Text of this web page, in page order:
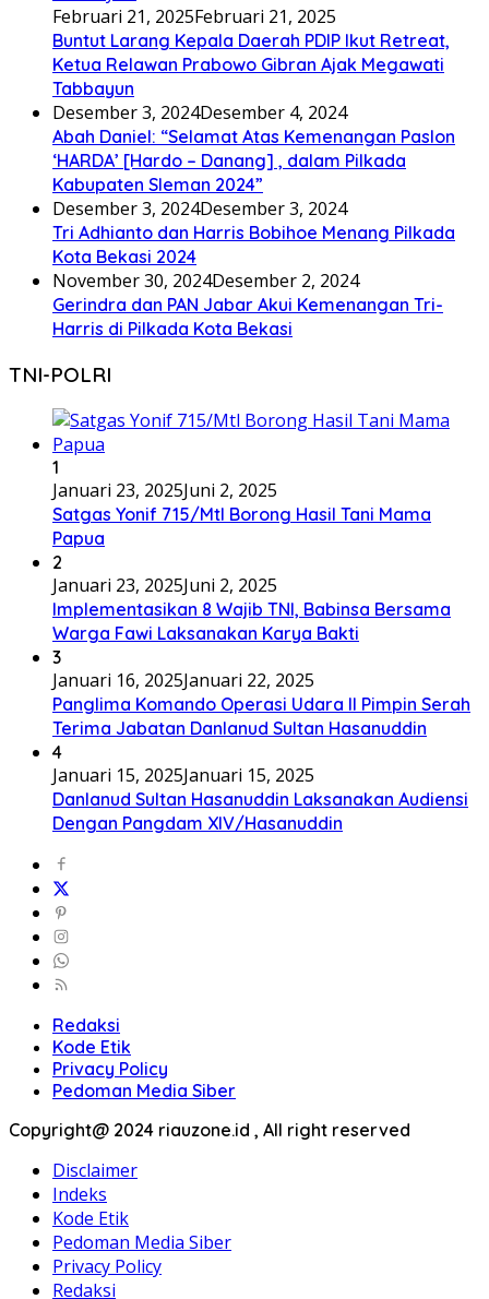
Februari 21, 2025Februari 21, 2025
Buntut Larang Kepala Daerah PDIP Ikut Retreat,
Ketua Relawan Prabowo Gibran Ajak Megawati
Tabbayun
Desember 3, 2024Desember 4, 2024
Abah Daniel: “Selamat Atas Kemenangan Paslon
‘HARDA’ [Hardo – Danang] , dalam Pilkada
Kabupaten Sleman 2024”
Desember 3, 2024Desember 3, 2024
Tri Adhianto dan Harris Bobihoe Menang Pilkada
Kota Bekasi 2024
November 30, 2024Desember 2, 2024
Gerindra dan PAN Jabar Akui Kemenangan Tri-
Harris di Pilkada Kota Bekasi
TNI-POLRI
1
Januari 23, 2025Juni 2, 2025
Satgas Yonif 715/Mtl Borong Hasil Tani Mama
Papua
2
Januari 23, 2025Juni 2, 2025
Implementasikan 8 Wajib TNI, Babinsa Bersama
Warga Fawi Laksanakan Karya Bakti
3
Januari 16, 2025Januari 22, 2025
Panglima Komando Operasi Udara II Pimpin Serah
Terima Jabatan Danlanud Sultan Hasanuddin
4
Januari 15, 2025Januari 15, 2025
Danlanud Sultan Hasanuddin Laksanakan Audiensi
Dengan Pangdam XIV/Hasanuddin
Redaksi
Kode Etik
Privacy Policy
Pedoman Media Siber
Copyright@ 2024 riauzone.id , All right reserved
Disclaimer
Indeks
Kode Etik
Pedoman Media Siber
Privacy Policy
Redaksi